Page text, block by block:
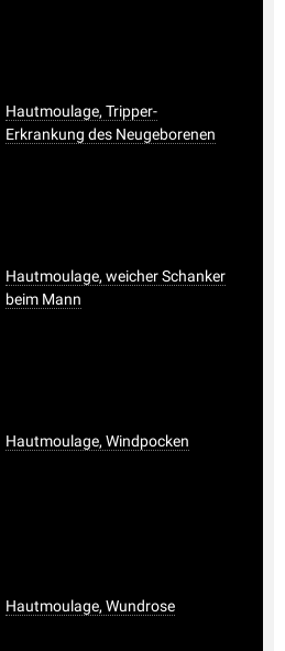
Hautmoulage, Tripper-
Erkrankung des Neugeborenen
Hautmoulage, weicher Schanker
beim Mann
Hautmoulage, Windpocken
Hautmoulage, Wundrose